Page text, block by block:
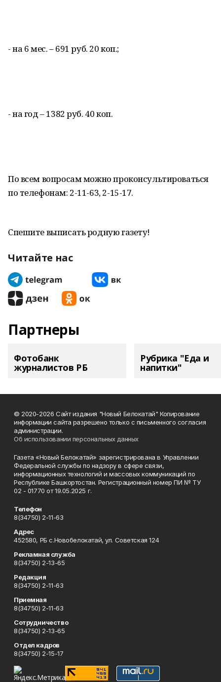
- на 6 мес. – 691 руб. 20 коп.;
- на год – 1382 руб. 40 коп.
По всем вопросам можно проконсультироваться
по телефонам: 2-11-63, 2-15-17.
Спешите выписать родную газету!
Читайте нас
Партнеры
Фотобанк
журналистов РБ
Рубрика "Еда и
напитки"
© 2020-2026 Сайт издания "Новый Белокатай" Копирование
информации сайта разрешено только с письменного согласия
администрации.
Об использовании персональных данных
Газета «Новый Белокатай» зарегистрирована в Управлении
Федеральной службы по надзору в сфере связи,
информационных технологий и массовых коммуникаций по
Республике Башкортостан. Регистрационный номер ПИ № ТУ
02 - 01770 от 19.05.2025 г.
Телефон
8(34750) 2-11-63
Адрес
452580, РБ с.Новобелокатай, ул. Советская 124
Рекламная служба
8(34750) 2-13-65
Редакция
8(34750) 2-11-63
Приемная
8(34750) 2-11-63
Сотрудничество
8(34750) 2-13-65
Отдел кадров
8(34750) 2-15-17